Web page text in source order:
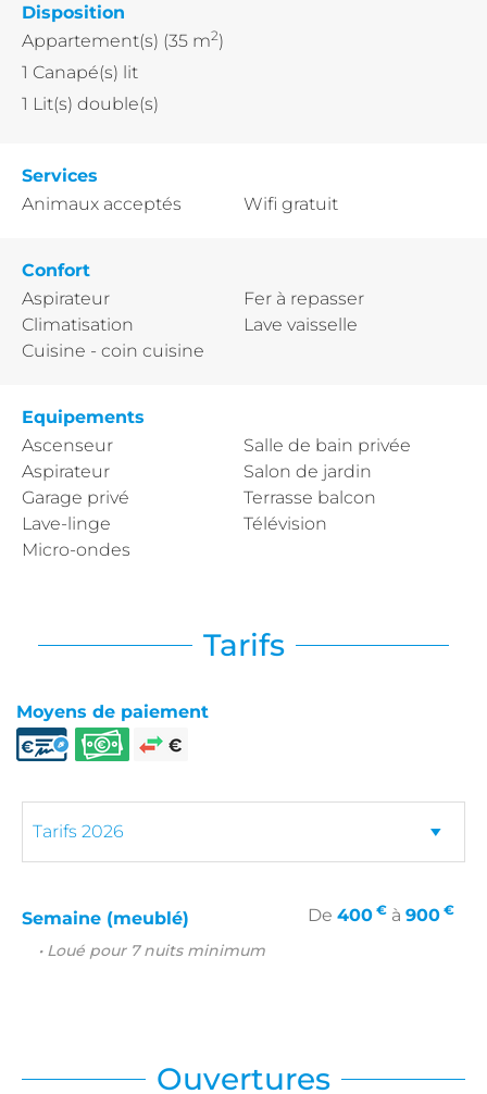
Disposition
Appartement(s) (35 m2)
1 Canapé(s) lit
1 Lit(s) double(s)
Services
Animaux acceptés
Wifi gratuit
Confort
Aspirateur
Climatisation
Cuisine - coin cuisine
Fer à repasser
Lave vaisselle
Equipements
Ascenseur
Aspirateur
Garage privé
Lave-linge
Micro-ondes
Salle de bain privée
Salon de jardin
Terrasse balcon
Télévision
Tarifs
Moyens de paiement
Semaine (meublé) De 400 € à 900 €
• Loué pour 7 nuits minimum
Ouvertures